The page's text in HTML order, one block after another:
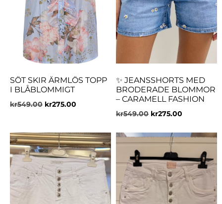
SÖT SKIR ÄRMLÖS TOPP
I BLÅBLOMMIGT
kr549.00 kr275.00
✨ JEANSSHORTS MED
BRODERADE BLOMMOR
– CARAMELL FASHION
kr549.00 kr275.00